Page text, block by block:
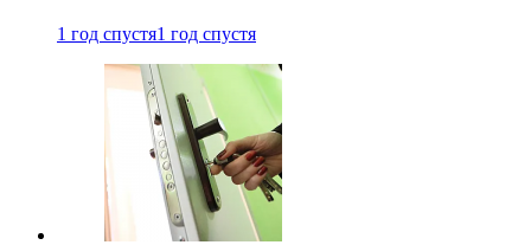
1 год спустя1 год спустя